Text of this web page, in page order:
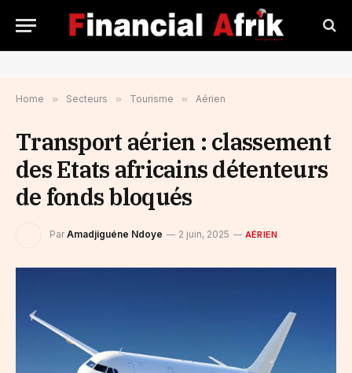
Home » Secteurs » Tourisme » Aérien
Transport aérien : classement
des Etats africains détenteurs
de fonds bloqués
Par Amadjiguéne Ndoye 2 juin, 2025 AÉRIEN